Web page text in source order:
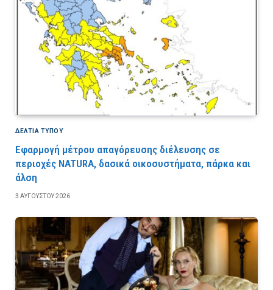
ΔΕΛΤΙΑ ΤΥΠΟΥ
Εφαρμογή μέτρου απαγόρευσης διέλευσης σε
περιοχές NATURA, δασικά οικοσυστήματα, πάρκα και
άλση
3 ΑΥΓΟΎΣΤΟΥ 2026